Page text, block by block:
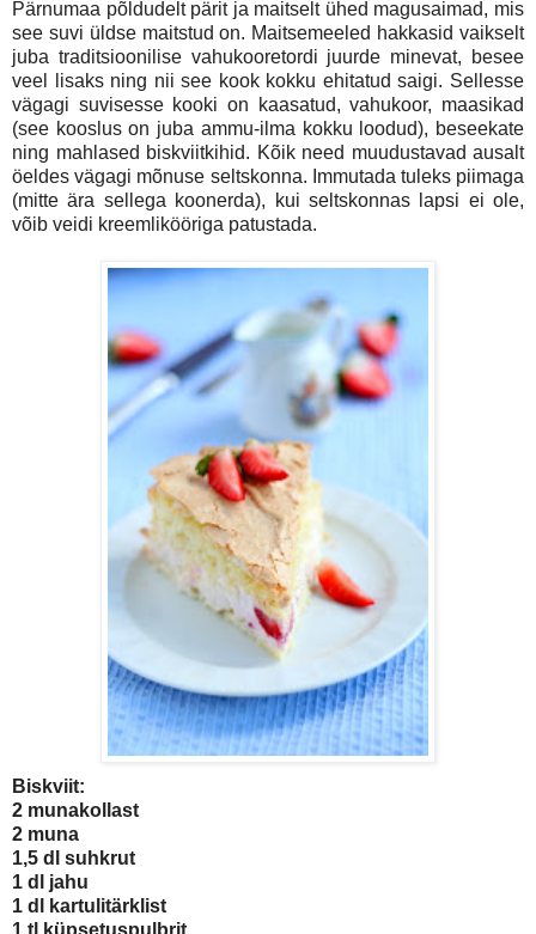
Pärnumaa põldudelt pärit ja maitselt ühed magusaimad, mis
see suvi üldse maitstud on. Maitsemeeled hakkasid vaikselt
juba traditsioonilise vahukooretordi juurde minevat, besee
veel lisaks ning nii see kook kokku ehitatud saigi. Sellesse
vägagi suvisesse kooki on kaasatud, vahukoor, maasikad
(see kooslus on juba ammu-ilma kokku loodud), beseekate
ning mahlased biskviitkihid. Kõik need muudustavad ausalt
öeldes vägagi mõnuse seltskonna. Immutada tuleks piimaga
(mitte ära sellega koonerda), kui seltskonnas lapsi ei ole,
võib veidi kreemlikööriga patustada.
Biskviit:
2 munakollast
2 muna
1,5 dl suhkrut
1 dl jahu
1 dl kartulitärklist